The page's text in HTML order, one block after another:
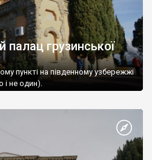
грузинської
пункті на південному узбережжі
і не один).